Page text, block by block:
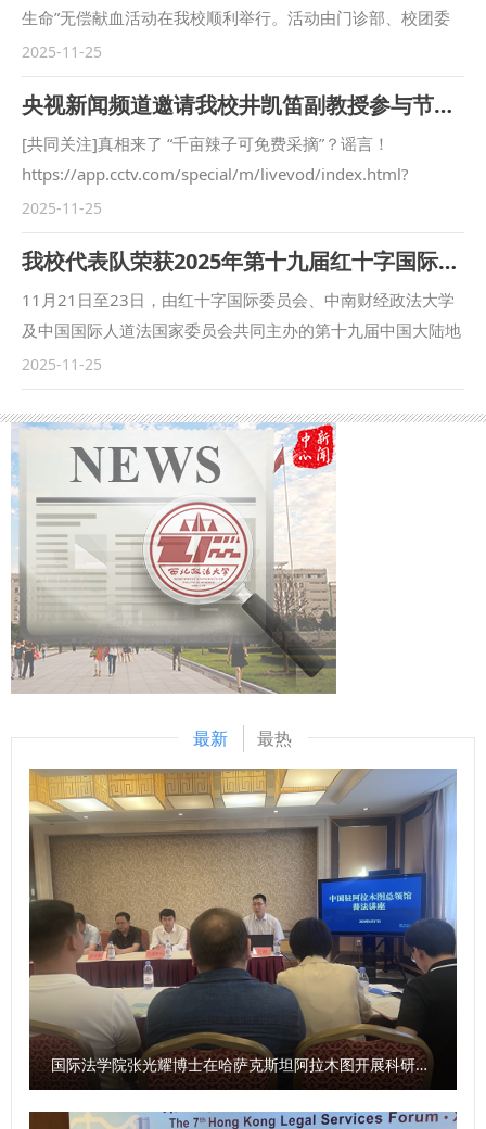
生命”无偿献血活动在我校顺利举行。活动由门诊部、校团委
牵头负责，校红十字志愿者协会协办。 自《中华人民共和国
献血法》颁布实施以来，学校始终积极响应国家号召，在无偿
献血中发挥了重要的示范作用。广大师生以热血传递大爱，积
极参与无偿献血公益事业，用实际行动诠释无私奉献精神，展
现出高度的社会责任感。为激励先进，西安市卫生健康委员会
和西安市红十字会授予我校“2024年度西安市团体献血先进单
位”荣誉。 此次表彰，是对学校的主动作为与师生爱心奉献的
充分肯定。未来，我校将再接再厉，持续发扬救死扶伤、无私
奉献的精神，为推进“健康西安”建设贡献力量。 （供稿：门诊
部 撰稿：王新阳 审核：翁晓磊）
2025-11-25
央视新闻频道邀请我校井凯笛副教授参与节目录制
[共同关注]真相来了 “千亩辣子可免费采摘”？谣言！
https://app.cctv.com/special/m/livevod/index.html?
guid=91ffe7d2406b458c96d24294589c53a7&vtype=2&vs
etId=C10318 [共同关注]真相来了：“千亩辣子可免费采摘”？
谣言！造谣者被行政拘留7日并赔偿5000元 1:12
https://app.cctv.com/special/m/livevod/index.html?
guid=f09bb353de15476a81a2d9c0ac4c4159&vtype=2&vs
etId=C10318
2025-11-25
我校代表队荣获2025年第十九届红十字国际人道法模拟法庭竞赛三等奖
11月21日至23日，由红十字国际委员会、中南财经政法大学
及中国国际人道法国家委员会共同主办的第十九届中国大陆地
区红十字国际人道法模拟法庭竞赛在中南财经政法大学举行。
本次大赛汇集74所国内知名高校参与，我校代表队最终荣获全
国三等奖。 红十字国际人道法模拟法庭竞赛是由红十字国际
委员会主办的模拟法庭赛事，旨在推广人道法知识的教育与传
播、探究人道法的深层内涵，是国际模拟法庭中最具影响力的
赛事之一。该赛事会围绕全球时事热点精心设计虚拟案例，模
拟国际刑事法院的预审阶段，全程采用英文撰写书状和口头庭
辩，不仅考验参赛者的法律专业知识，也锻炼其国际视野和语
言能力。 我校代表队由国际法学院（国际仲裁学院）负责组
织，由潘俊武和徐建平任指导老师，徐建平任教练，王湘渝、
梁静怡等8名成员组成。 本次赛事中，参赛队员的精彩表现充
分展示了我校代表队优异的外语运用能力、扎实的法律专业能
力，体现了我校实践教学与协同培养创新成效。比赛进一步提
升了我校学生对国际法领域模拟法庭竞赛的参与水平和对国际
人道法知识的理解，对于促进国际人道法知识的传播、国际法
争端解决人才的培养，推动我校涉外法治人才的培养工作具有
重要意义。 （供稿：国际法学院（国际仲裁学院）撰稿：徐
建平 审核：李立）
2025-11-25
最新 最热
国际法学院张光耀博士在哈萨克斯坦阿拉木图开展科研与社会服务活动